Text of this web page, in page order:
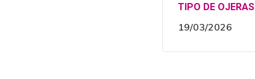
TIPO DE OJERAS
19/03/2026